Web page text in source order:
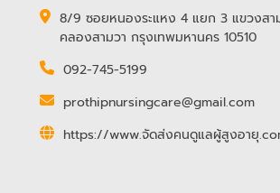
8/9 ซอยหนองระแหง 4 แยก 3 แขวงสา
คลองสามวา กรุงเทพมหานคร 10510
092-745-5199
prothipnursingcare@gmail.com
https://www.จัดส่งคนดูแลผู้สูงอายุ